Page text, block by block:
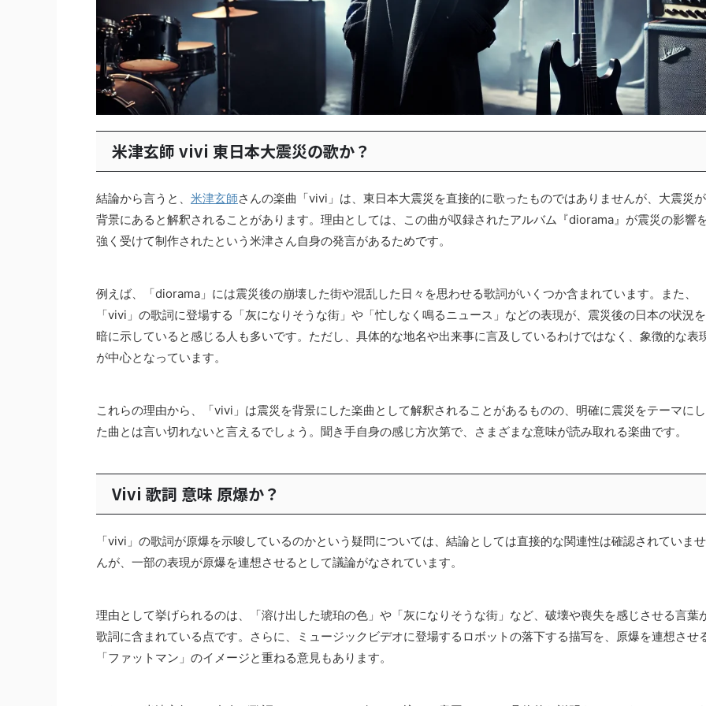
米津玄師 vivi 東日本大震災の歌か？
結論から言うと、 米津玄師さんの楽曲「vivi」は、東日本大震災を直接的に歌ったものではありませんが、大震災が
背景にあると解釈されることがあります。理由としては、この曲が収録されたアルバム『diorama』が震災の影響
強く受けて制作されたという米津さん自身の発言があるためです。
例えば、「diorama」には震災後の崩壊した街や混乱した日々を思わせる歌詞がいくつか含まれています。また、
「vivi」の歌詞に登場する「灰になりそうな街」や「忙しなく鳴るニュース」などの表現が、震災後の日本の状況を
暗に示していると感じる人も多いです。ただし、具体的な地名や出来事に言及しているわけではなく、象徴的な表
が中心となっています。
これらの理由から、「vivi」は震災を背景にした楽曲として解釈されることがあるものの、明確に震災をテーマにし
た曲とは言い切れないと言えるでしょう。聞き手自身の感じ方次第で、さまざまな意味が読み取れる楽曲です。
Vivi 歌詞 意味 原爆か？
「vivi」の歌詞が原爆を示唆しているのかという疑問については、結論としては直接的な関連性は確認されていませ
んが、一部の表現が原爆を連想させるとして議論がなされています。
理由として挙げられるのは、「溶け出した琥珀の色」や「灰になりそうな街」など、破壊や喪失を感じさせる言葉
歌詞に含まれている点です。さらに、ミュージックビデオに登場するロボットの落下する描写を、原爆を連想させ
「ファットマン」のイメージと重ねる意見もあります。